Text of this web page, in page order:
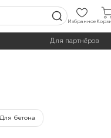
Избранное
Для партнёров
Для бетона